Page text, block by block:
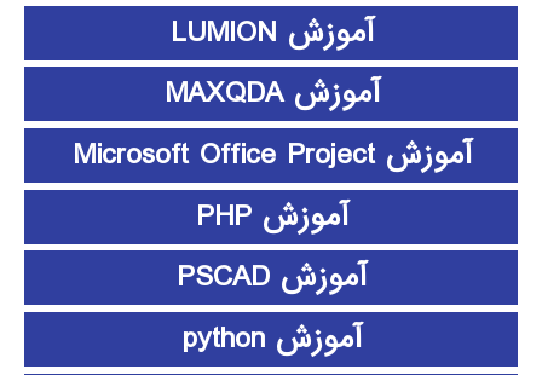
آموزش LUMION
آموزش MAXQDA
آموزش Microsoft Office Project
آموزش PHP
آموزش PSCAD
آموزش python